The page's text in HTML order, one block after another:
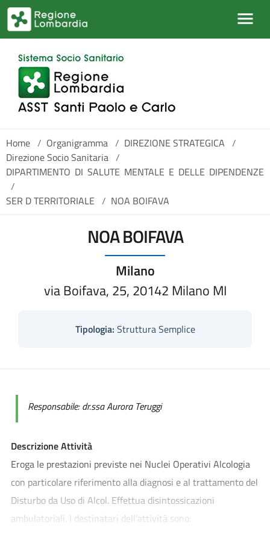
Salta al contenuto principale
Home / Organigramma / DIREZIONE STRATEGICA /
Direzione Socio Sanitaria /
DIPARTIMENTO DI SALUTE MENTALE E DELLE DIPENDENZE
/
SER D TERRITORIALE / NOA BOIFAVA
NOA BOIFAVA
Milano
via Boifava, 25, 20142 Milano MI
Tipologia: Struttura Semplice
Responsabile: dr.ssa Aurora Teruggi
Descrizione Attività
Eroga le prestazioni previste nei Nuclei Operativi Alcologia
con particolare riferimento alla diagnosi e al trattamento del
Disturbo da Uso di Alcol. Effettua disintossicazioni
ambulatoriali. I destinatari dell’attività sono: